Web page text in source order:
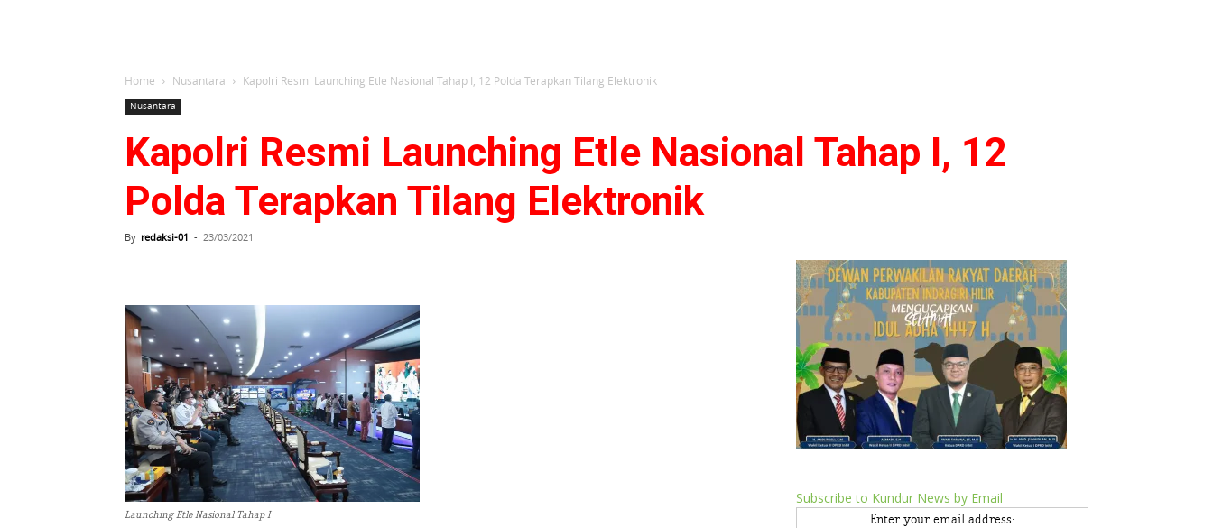
Home Nusantara Kapolri Resmi Launching Etle Nasional Tahap I, 12 Polda Terapkan Tilang Elektronik
Nusantara
Kapolri Resmi Launching Etle Nasional Tahap I, 12
Polda Terapkan Tilang Elektronik
By redaksi-01 - 23/03/2021
Launching Etle Nasional Tahap I
Subscribe to Kundur News by Email
Enter your email address: